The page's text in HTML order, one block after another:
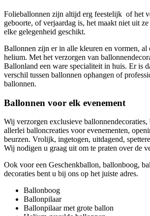
Folieballonnen zijn altijd erg feestelijk of het
geboorte, of verjaardag is, het maakt niet uit
elke gelegenheid geschikt.
Ballonnen zijn er in alle kleuren en vormen, al
helium. Met het verzorgen van
Ballonland een ware specialiteit in huis. Er is
verschil tussen ballonnen ophangen of
ballonnen.
Ballonnen voor elk evenement
Wij verzorgen exclusieve ballonnendecoraties,
allerlei balloncreaties voor evenementen,
beurzen. Vrolijk, ingetogen, uitdagend,
Wij nodigen u graag uit om te praten over de
Ook voor een Geschenkballon, ballonboog,
decoraties bent u bij ons op het juiste adres.
Ballonboog
Ballonpilaar
Ballonpilaar met grote ballon